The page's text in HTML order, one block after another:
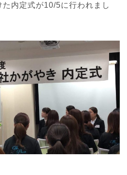
内定式が10/5に行われまし